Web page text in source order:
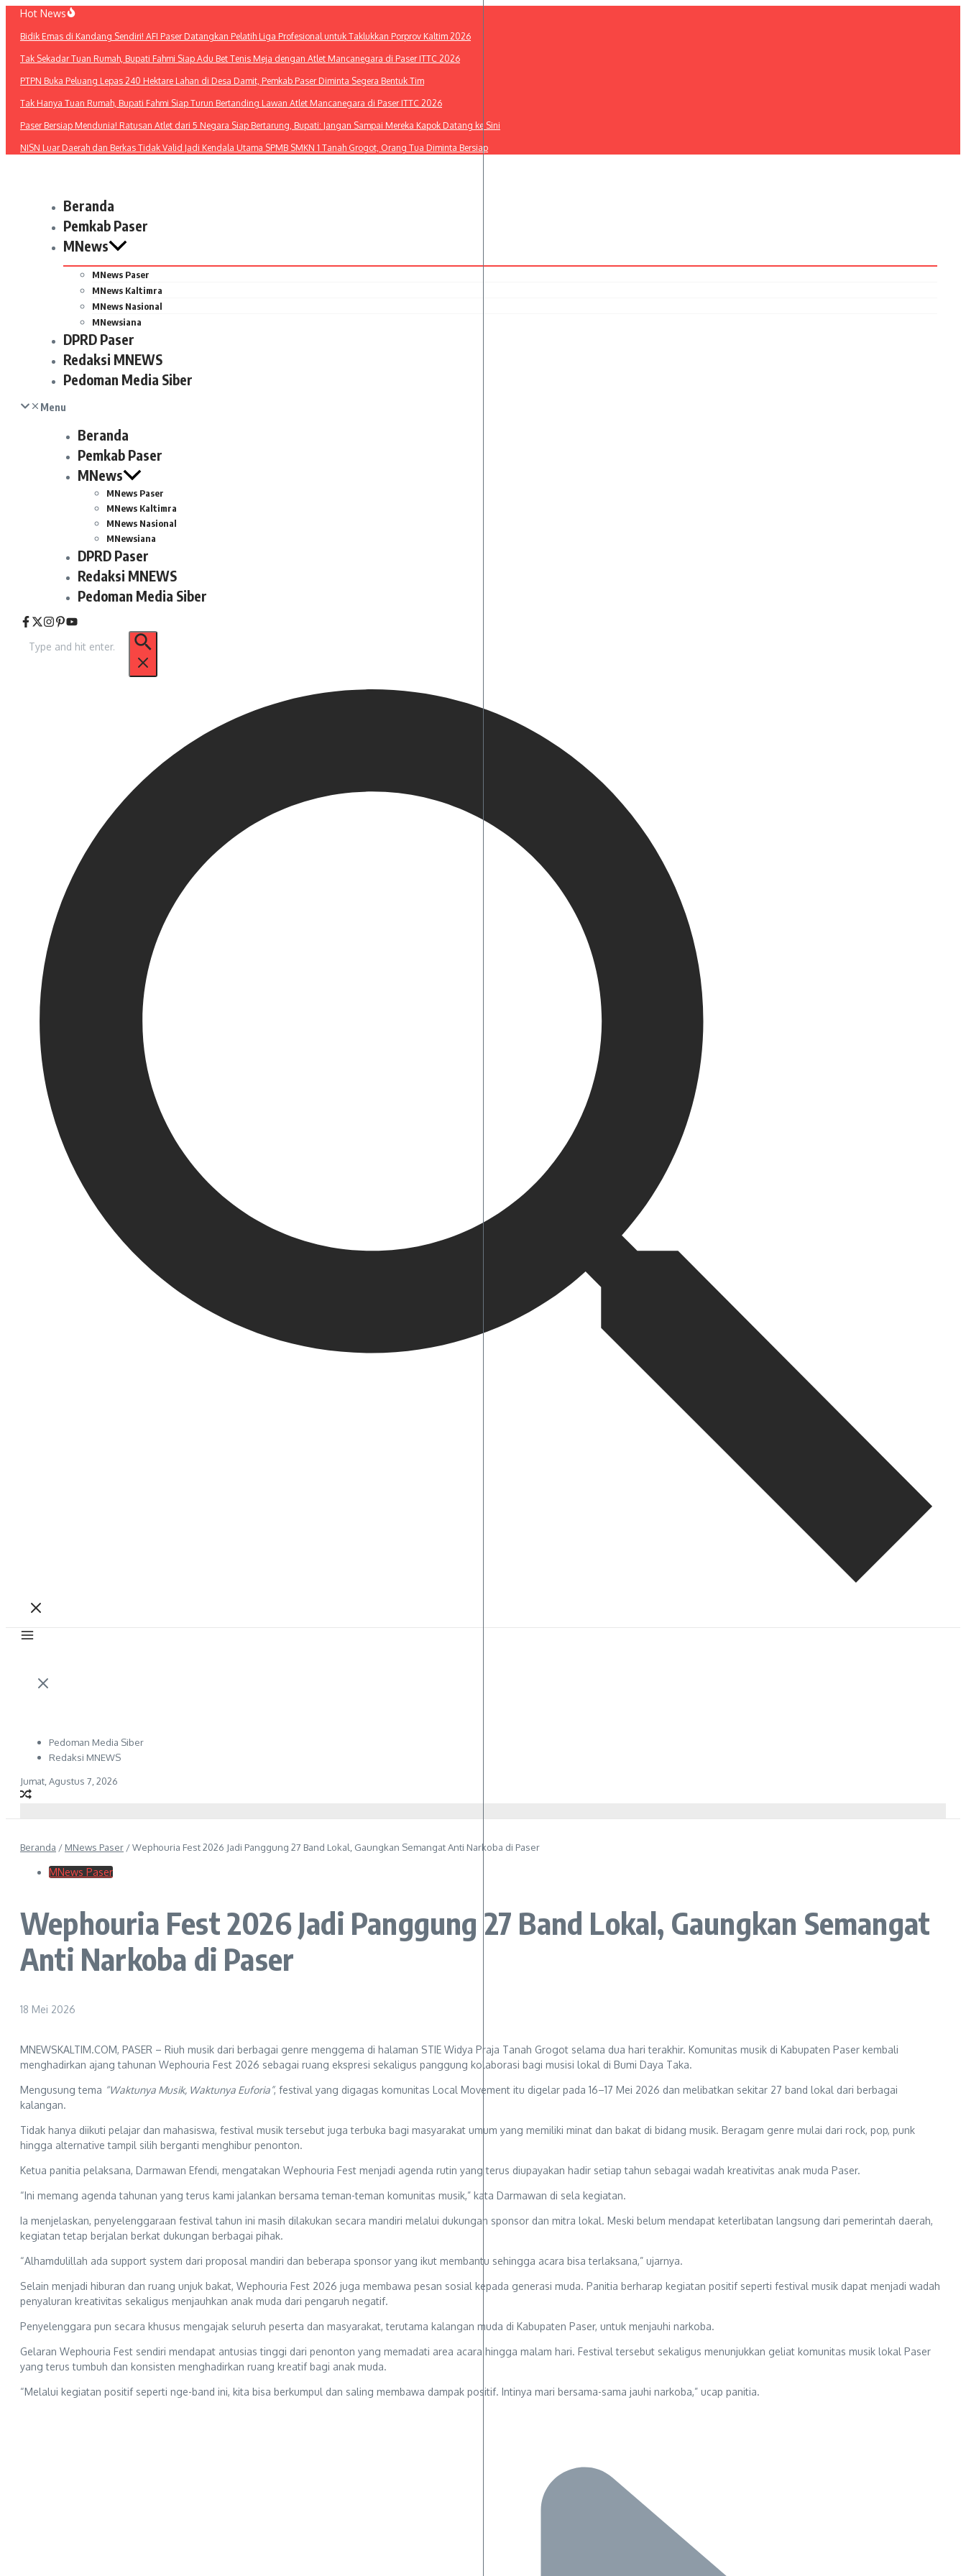
Lewati
konten
Hot News
Bidik Emas di Kandang Sendiri! AFI Paser Datangkan Pelatih Liga Profesional untuk Taklukkan Porprov Kaltim 2026
Tak Sekadar Tuan Rumah, Bupati Fahmi Siap Adu Bet Tenis Meja dengan Atlet Mancanegara di Paser ITTC 2026
PTPN Buka Peluang Lepas 240 Hektare Lahan di Desa Damit, Pemkab Paser Diminta Segera Bentuk Tim
Tak Hanya Tuan Rumah, Bupati Fahmi Siap Turun Bertanding Lawan Atlet Mancanegara di Paser ITTC 2026
Paser Bersiap Mendunia! Ratusan Atlet dari 5 Negara Siap Bertarung, Bupati: Jangan Sampai Mereka Kapok Datang ke Sini
NISN Luar Daerah dan Berkas Tidak Valid Jadi Kendala Utama SPMB SMKN 1 Tanah Grogot, Orang Tua Diminta Bersiap
Beranda
Pemkab Paser
MNews
MNews Paser
MNews Kaltimra
MNews Nasional
MNewsiana
DPRD Paser
Redaksi MNEWS
Pedoman Media Siber
Menu
Beranda
Pemkab Paser
MNews
MNews Paser
MNews Kaltimra
MNews Nasional
MNewsiana
DPRD Paser
Redaksi MNEWS
Pedoman Media Siber
untuk:
Pedoman Media Siber
Redaksi MNEWS
Jumat, Agustus 7, 2026
Beranda / MNews Paser /Wephouria Fest 2026 Jadi Panggung 27 Band Lokal, Gaungkan Semangat Anti Narkoba di Paser
MNews Paser
Wephouria Fest 2026 Jadi Panggung 27 Band Lokal, Gaungkan Semangat
Anti Narkoba di Paser
18 Mei 2026
MNEWSKALTIM.COM, PASER – Riuh musik dari berbagai genre menggema di halaman STIE Widya Praja Tanah Grogot selama dua hari terakhir. Komunitas musik di Kabupaten Paser kembali
menghadirkan ajang tahunan Wephouria Fest 2026 sebagai ruang ekspresi sekaligus panggung kolaborasi bagi musisi lokal di Bumi Daya Taka.
Mengusung tema “Waktunya Musik, Waktunya Euforia”, festival yang digagas komunitas Local Movement itu digelar pada 16–17 Mei 2026 dan melibatkan sekitar 27 band lokal dari berbagai
kalangan.
Tidak hanya diikuti pelajar dan mahasiswa, festival musik tersebut juga terbuka bagi masyarakat umum yang memiliki minat dan bakat di bidang musik. Beragam genre mulai dari rock, pop, punk
hingga alternative tampil silih berganti menghibur penonton.
Ketua panitia pelaksana, Darmawan Efendi, mengatakan Wephouria Fest menjadi agenda rutin yang terus diupayakan hadir setiap tahun sebagai wadah kreativitas anak muda Paser.
“Ini memang agenda tahunan yang terus kami jalankan bersama teman-teman komunitas musik,” kata Darmawan di sela kegiatan.
Ia menjelaskan, penyelenggaraan festival tahun ini masih dilakukan secara mandiri melalui dukungan sponsor dan mitra lokal. Meski belum mendapat keterlibatan langsung dari pemerintah daerah,
kegiatan tetap berjalan berkat dukungan berbagai pihak.
“Alhamdulillah ada support system dari proposal mandiri dan beberapa sponsor yang ikut membantu sehingga acara bisa terlaksana,” ujarnya.
Selain menjadi hiburan dan ruang unjuk bakat, Wephouria Fest 2026 juga membawa pesan sosial kepada generasi muda. Panitia berharap kegiatan positif seperti festival musik dapat menjadi wadah
penyaluran kreativitas sekaligus menjauhkan anak muda dari pengaruh negatif.
Penyelenggara pun secara khusus mengajak seluruh peserta dan masyarakat, terutama kalangan muda di Kabupaten Paser, untuk menjauhi narkoba.
Gelaran Wephouria Fest sendiri mendapat antusias tinggi dari penonton yang memadati area acara hingga malam hari. Festival tersebut sekaligus menunjukkan geliat komunitas musik lokal Paser
yang terus tumbuh dan konsisten menghadirkan ruang kreatif bagi anak muda.
“Melalui kegiatan positif seperti nge-band ini, kita bisa berkumpul dan saling membawa dampak positif. Intinya mari bersama-sama jauhi narkoba,” ucap panitia.